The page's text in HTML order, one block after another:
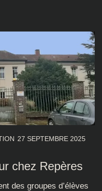
27 SEPTEMBRE 2025
chez Repères
des groupes d’élèves